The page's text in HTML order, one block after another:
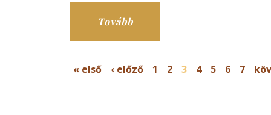
Tovább
OLDALAK
« első ‹ előző 1 2 3 4 5 6 7